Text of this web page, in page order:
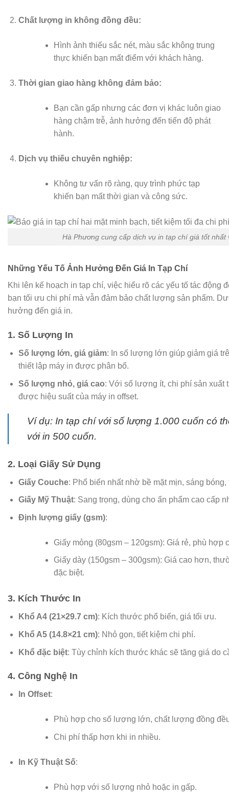
Chất lượng in không đồng đều:
Hình ảnh thiếu sắc nét, màu sắc không trung
thực khiến bạn mất điểm với khách hàng.
Thời gian giao hàng không đảm bảo:
Bạn cần gấp nhưng các đơn vị khác luôn giao
hàng chậm trễ, ảnh hưởng đến tiến độ phát
hành.
Dịch vụ thiếu chuyên nghiệp:
Không tư vấn rõ ràng, quy trình phức tạp
khiến bạn mất thời gian và công sức.
Hà Phương cung cấp dịch vụ in tạp chí giá tốt
Những Yếu Tố Ảnh Hưởng Đến Giá In Tạp Chí
Khi lên kế hoạch in tạp chí, việc hiểu rõ các yếu tố tác động
bạn tối ưu chi phí mà vẫn đảm bảo chất lượng sản phẩm.
hưởng đến giá in.
1. Số Lượng In
Số lượng lớn, giá giảm: In số lượng lớn giúp giảm giá
thiết lập máy in được phân bổ.
Số lượng nhỏ, giá cao: Với số lượng ít, chi phí sản xuất
được hiệu suất của máy in offset.
Ví dụ: In tạp chí với số lượng 1.000 cuốn có
với in 500 cuốn.
2. Loại Giấy Sử Dụng
Giấy Couche: Phổ biến nhất nhờ bề mặt mịn, sáng
Giấy Mỹ Thuật: Sang trọng, dùng cho ấn phẩm cao cấp
Định lượng giấy (gsm):
Giấy mỏng (80gsm – 120gsm): Giá rẻ, phù hợp
Giấy dày (150gsm – 300gsm): Giá cao hơn,
đặc biệt.
3. Kích Thước In
Khổ A4 (21×29.7 cm): Kích thước phổ biến, giá tối ưu.
Khổ A5 (14.8×21 cm): Nhỏ gọn, tiết kiệm chi phí.
Khổ đặc biệt: Tùy chỉnh kích thước khác sẽ tăng giá do
4. Công Nghệ In
In Offset:
Phù hợp cho số lượng lớn, chất lượng đồng
Chi phí thấp hơn khi in nhiều.
In Kỹ Thuật Số:
Phù hợp với số lượng nhỏ hoặc in gấp.